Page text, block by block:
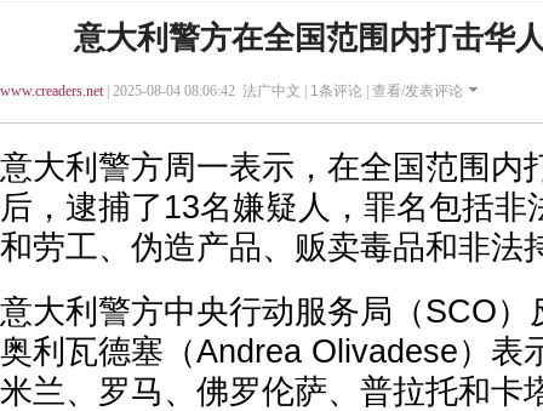
意大利警方在全国范围内打击华
www.creaders.net| 2025-08-04 08:06:42 法广中文 | 1条评论 | 查看/发表评论
意大利警方周一表示，在全国范围内
后，逮捕了13名嫌疑人，罪名包括非
和劳工、伪造产品、贩卖毒品和非法
意大利警方中央行动服务局（SCO）
奥利瓦德塞（Andrea Olivadese）表
米兰、罗马、佛罗伦萨、普拉托和卡